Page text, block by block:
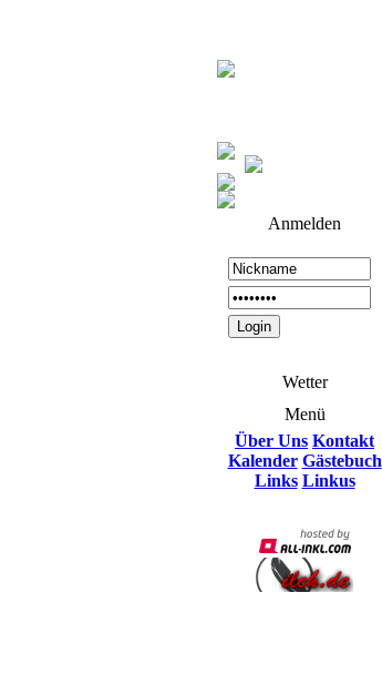
Anmelden
Wetter
Menü
Über Uns Kontakt
Kalender Gästebuch
Links Linkus